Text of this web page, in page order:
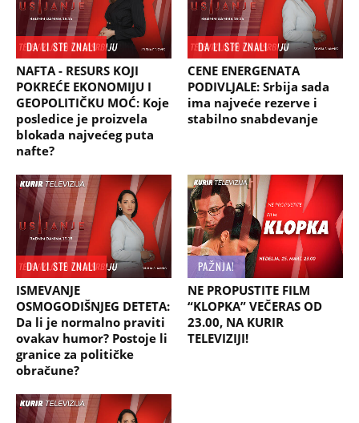
DA LI STE ZNALI
NAFTA - RESURS KOJI
POKREĆE EKONOMIJU I
GEOPOLITIČKU MOĆ: Koje
posledice je proizvela
blokada najvećeg puta
nafte?
DA LI STE ZNALI
CENE ENERGENATA
PODIVLJALE: Srbija sada
ima najveće rezerve i
stabilno snabdevanje
DA LI STE ZNALI
ISMEVANJE
OSMOGODIŠNJEG DETETA:
Da li je normalno praviti
ovakav humor? Postoje li
granice za političke
obračune?
PAŽNJA!
NE PROPUSTITE FILM
“KLOPKA” VEČERAS OD
23.00, NA KURIR
TELEVIZIJI!